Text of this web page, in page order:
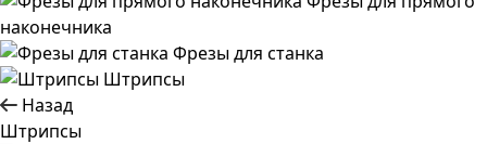
наконечника
Фрезы для станка
Штрипсы
Назад
Штрипсы